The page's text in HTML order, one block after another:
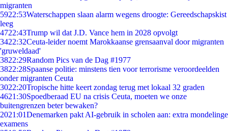
migranten
5922:53Waterschappen slaan alarm wegens droogte: Gereedschapskist
leeg
4722:43Trump wil dat J.D. Vance hem in 2028 opvolgt
3422:32Ceuta-leider noemt Marokkaanse grensaanval door migranten
'gruweldaad'
3822:29Random Pics van de Dag #1977
3822:28Spaanse politie: minstens tien voor terrorisme veroordeelden
onder migranten Ceuta
3022:20Tropische hitte keert zondag terug met lokaal 32 graden
4621:30Spoedberaad EU na crisis Ceuta, moeten we onze
buitengrenzen beter bewaken?
2021:01Denemarken pakt AI-gebruik in scholen aan: extra mondelinge
examens